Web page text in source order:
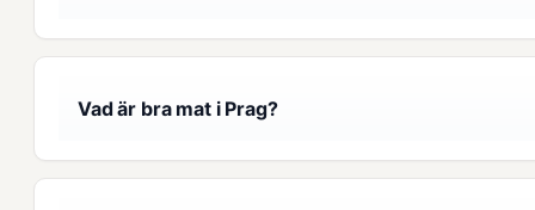
Vad är bra mat i Prag?